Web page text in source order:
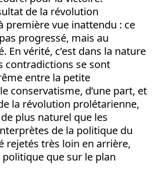
de la révolution
première vue inattendu : ce
progressé, mais au
En vérité, c’est dans la nature
contradictions se sont
entre la petite
conservatisme, d’une part, et
la révolution prolétarienne,
de plus naturel que les
de la politique du
rejetés très loin en arrière,
que sur le plan